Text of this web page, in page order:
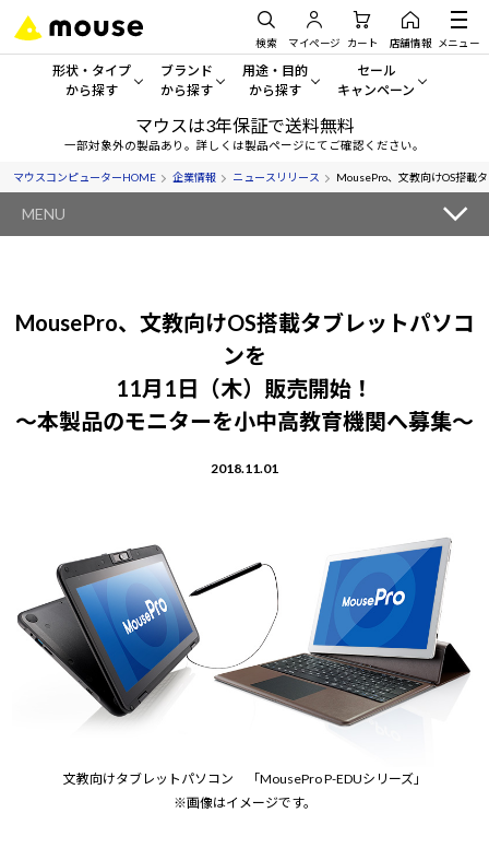
検索 マイページ カート 店舗情報 メニュー
形状・タイプ
から探す
形状・タイプから探す をすべてみる
デスクトップPC
ノートPC
ワークステーション
ブランド
から探す
mouse
G TUNE
NEXTGEAR
iiyama
用途・目的
から探す
一般向けパソコン
ゲーミングPC・ゲーム向けパソコン
クリエイティブ向け
学習向けパソコン
スペック/パーツ別
セール
キャンペーン
セール・キャンペーン
期間限定セール
おすすめ目玉パソコン
Windows 11
マウスは3年保証で送料無料
一部対象外の製品あり。詳しくは製品ページにてご確認ください。
マウスコンピューターHOME 企業情報 ニュースリリース MousePro、文教向けOS搭載
MENU
MousePro、文教向けOS搭載タブレットパソコ
ンを
11月1日（木）販売開始！
～本製品のモニターを小中高教育機関へ募集～
2018.11.01
文教向けタブレットパソコン 「MousePro P-EDUシリーズ」
※画像はイメージです。